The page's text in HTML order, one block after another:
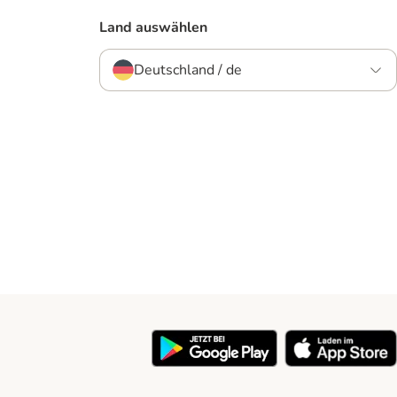
Land auswählen
Deutschland / de